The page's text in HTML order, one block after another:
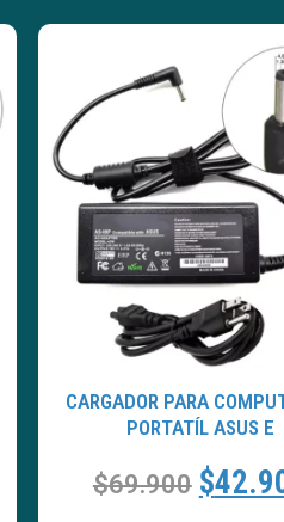
CARGADOR PARA
PORTATÍL ASUS E
$69.900 $